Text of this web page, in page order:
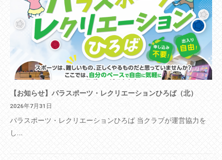
【お知らせ】パラスポーツ・レクリエーションひろば（北）
2026年7月31日
パラスポーツ・レクリエーションひろば 当クラブが運営協力を
し...